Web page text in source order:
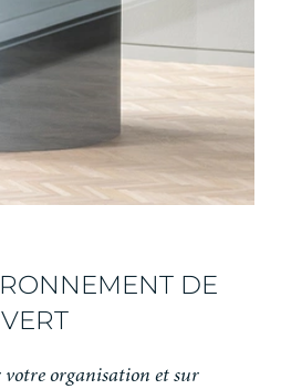
DE
votre organisation et sur